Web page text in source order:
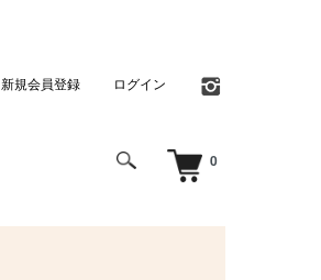
0
新規会員登録 ログイン